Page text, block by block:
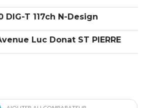
DIG-T 117ch N-Design
Luc Donat ST PIERRE